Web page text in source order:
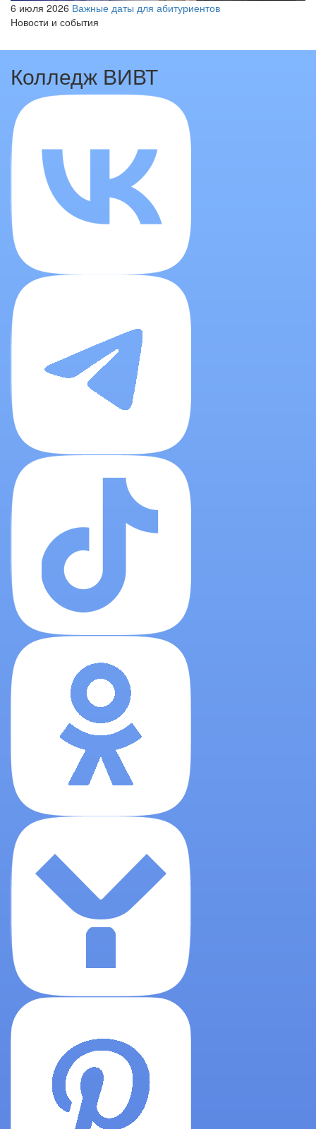
6 июля 2026 Важные даты для абитуриентов
Новости и события
Колледж ВИВТ